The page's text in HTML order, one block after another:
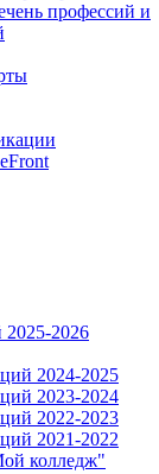
профессий и
2025-2026
2024-2025
2023-2024
2022-2023
2021-2022
колледж"